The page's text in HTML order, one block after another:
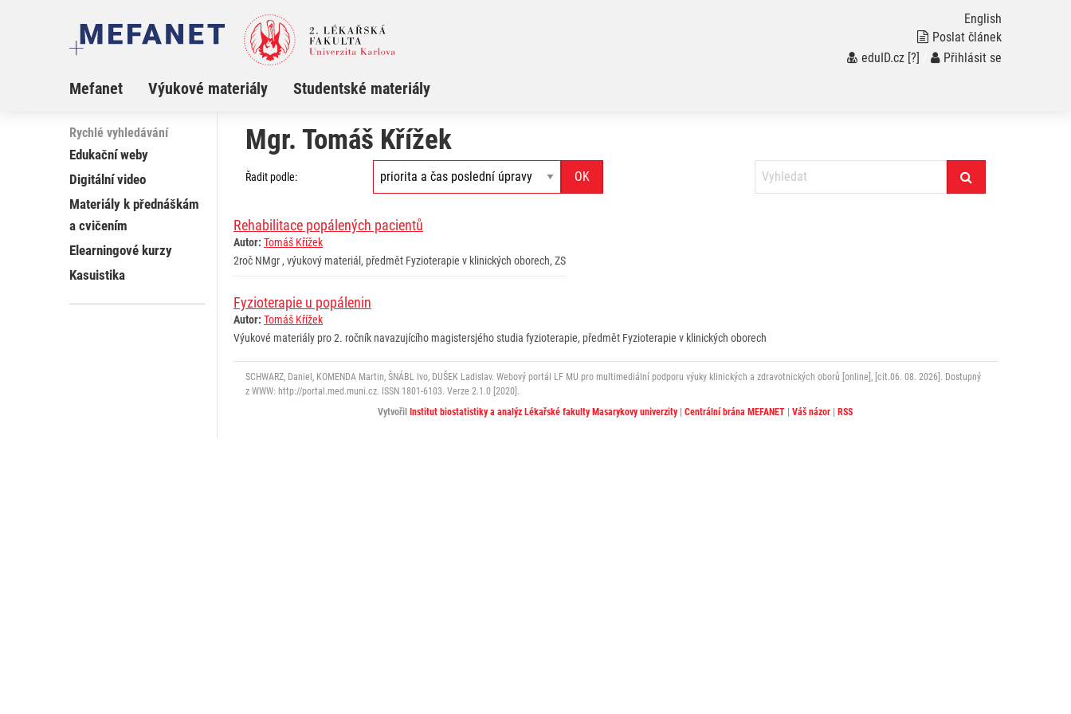
English
Poslat článek
eduID.cz [?] Přihlásit se
Mefanet Výukové materiály Studentské materiály
Rychlé vyhledávání
Edukační weby
Digitální video
Materiály k přednáškám
a cvičením
Elearningové kurzy
Kasuistika
Mgr. Tomáš Křížek
Řadit podle:
Rehabilitace popálených pacientů
Autor: Tomáš Křížek
2roč NMgr , výukový materiál, předmět Fyzioterapie v klinických oborech, ZS
Fyzioterapie u popálenin
Autor: Tomáš Křížek
Výukové materiály pro 2. ročník navazujícího magistersjého studia fyzioterapie, předmět Fyzioterapie v klinických oborech
SCHWARZ, Daniel, KOMENDA Martin, ŠNÁBL Ivo, DUŠEK Ladislav. Webový portál LF MU pro multimediální podporu výuky klinických a zdravotnických oborů [online], [cit.06. 08. 2026]. Dostupný
z WWW: http://portal.med.muni.cz. ISSN 1801-6103. Verze 2.1.0 [2020].
Vytvořil
Institut biostatistiky a analýz Lékařské fakulty Masarykovy univerzity|Centrální brána MEFANET |Váš názor RSS